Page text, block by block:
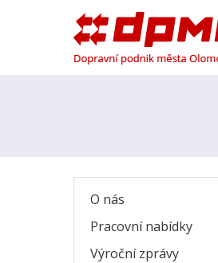
O nás
Pracovní nabídky
Výroční zprávy